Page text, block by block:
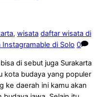
, wisata daftar wisata di
Instagramable di Solo 0
di sebut juga Surakarta
kota budaya yang populer
ke daerah ini kamu akan